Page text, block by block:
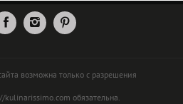
возможна только с разрешения
обязательна.